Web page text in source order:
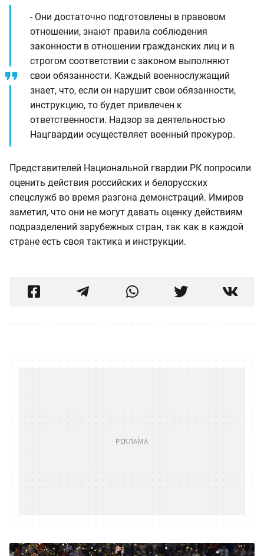
- Они достаточно подготовлены в правовом
отношении, знают правила соблюдения
законности в отношении гражданских лиц и в
строгом соответствии с законом выполняют
свои обязанности. Каждый военнослужащий
знает, что, если он нарушит свои обязанности,
инструкцию, то будет привлечен к
ответственности. Надзор за деятельностью
Нацгвардии осуществляет военный прокурор.
Представителей Национальной гвардии РК попросили
оценить действия российских и белорусских
спецслужб во время разгона демонстраций. Имиров
заметил, что они не могут давать оценку действиям
подразделений зарубежных стран, так как в каждой
стране есть своя тактика и инструкции.